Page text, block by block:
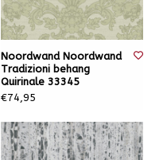
Noordwand Noordwand
Tradizioni behang
Quirinale 33345
€74,95